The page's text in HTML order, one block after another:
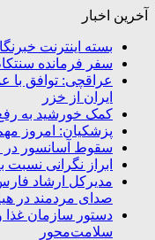
آخرین اخبار
بسته اینترنت
سفر فرمانده
ایران از خزر
کمک خورشید به
پزشکیان: امروز
سقوط آسانسور در میدان
ابراز نگرانی
مدیرکل ارشاد
صدای مردمند در
سلامت‌محور